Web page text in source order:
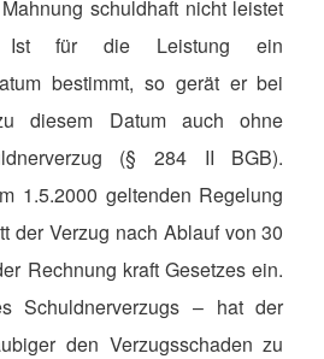
schuldhaft nicht leistet
für die Leistung ein
bestimmt, so gerät er bei
diesem Datum auch ohne
(§ 284 II BGB).
1.5.2000 geltenden Regelung
der Verzug nach Ablauf von 30
Rechnung kraft Gesetzes ein.
Schuldnerverzugs – hat der
den Verzugsschaden zu